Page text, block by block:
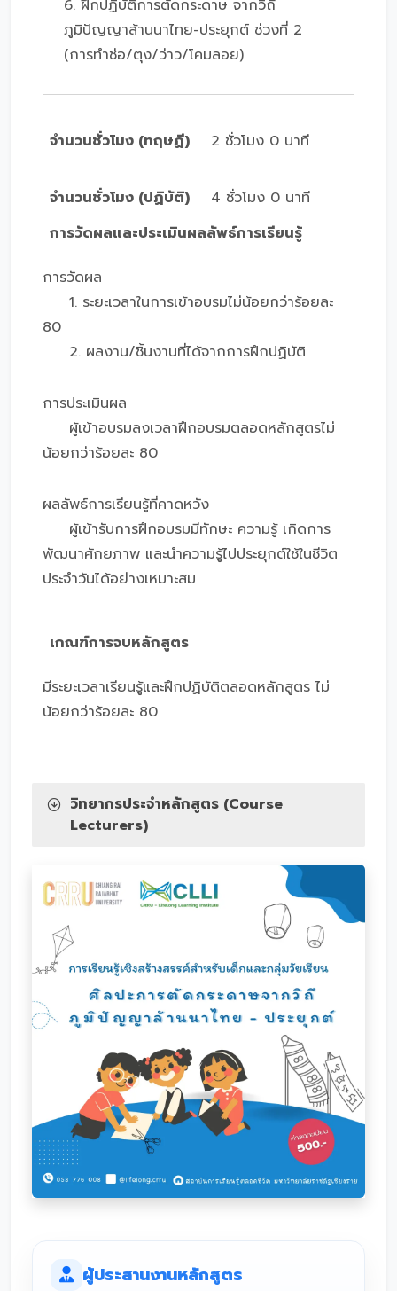
6. ฝึกปฏิบัติการตัดกระดาษ จากวิถี
ภูมิปัญญาล้านนาไทย-ประยุกต์ ช่วงที่ 2
(การทำช่อ/ตุง/ว่าว/โคมลอย)
จำนวนชั่วโมง (ทฤษฏี) 2 ชั่วโมง 0 นาที
จำนวนชั่วโมง (ปฏิบัติ)
4 ชั่วโมง 0 นาที
การวัดผลและประเมินผลลัพธ์การเรียนรู้
การวัดผล
1. ระยะเวลาในการเข้าอบรมไม่น้อยกว่าร้อยละ
80
2. ผลงาน/ชิ้นงานที่ได้จากการฝึกปฏิบัติ
การประเมินผล
ผู้เข้าอบรมลงเวลาฝึกอบรมตลอดหลักสูตรไม่
น้อยกว่าร้อยละ 80
ผลลัพธ์การเรียนรู้ที่คาดหวัง
ผู้เข้ารับการฝึกอบรมมีทักษะ ความรู้ เกิดการ
พัฒนาศักยภาพ และนำความรู้ไปประยุกต์ใช้ในชีวิต
ประจำวันได้อย่างเหมาะสม
เกณฑ์การจบหลักสูตร
มีระยะเวลาเรียนรู้และฝึกปฏิบัติตลอดหลักสูตร ไม่
น้อยกว่าร้อยละ 80
วิทยากรประจำหลักสูตร (Course
Lecturers)
ผู้ประสานงานหลักสูตร